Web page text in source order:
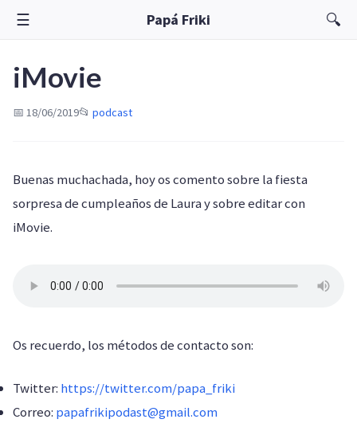
☰ Papá Friki 🔍
iMovie
📅 18/06/2019📂 podcast
Buenas muchachada, hoy os comento sobre la fiesta
sorpresa de cumpleaños de Laura y sobre editar con
iMovie.
Os recuerdo, los métodos de contacto son:
Twitter: https://twitter.com/papa_friki
Correo: papafrikipodast@gmail.com